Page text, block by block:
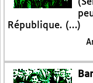
République. (…)